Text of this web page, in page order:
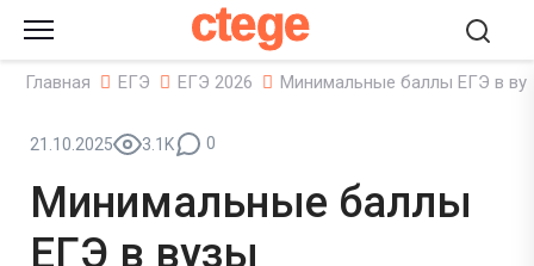
ctege
Главная ЕГЭ ЕГЭ 2026 Минимальные баллы ЕГЭ в
21.10.2025 3.1K 0
Минимальные баллы
ЕГЭ в вузы